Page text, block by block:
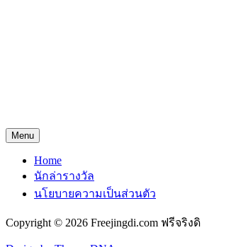
Menu
Home
นักล่ารางวัล
นโยบายความเป็นส่วนตัว
Copyright © 2026 Freejingdi.com ฟรีจริงดิ